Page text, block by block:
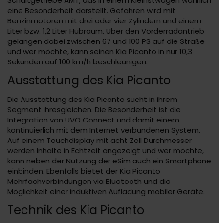
eine Besonderheit darstellt. Gefahren wird mit
Benzinmotoren mit drei oder vier Zylindern und einem
Liter bzw. 1,2 Liter Hubraum. Über den Vorderradantrieb
gelangen dabei zwischen 67 und 100 PS auf die Straße
und wer möchte, kann seinen Kia Picanto in nur 10,3
Sekunden auf 100 km/h beschleunigen.
Ausstattung des Kia Picanto
Die Ausstattung des Kia Picanto sucht in ihrem
Segment ihresgleichen. Die Besonderheit ist die
Integration von UVO Connect und damit einem
kontinuierlich mit dem Internet verbundenen System.
Auf einem Touchdisplay mit acht Zoll Durchmesser
werden Inhalte in Echtzeit angezeigt und wer möchte,
kann neben der Nutzung der eSim auch ein Smartphone
einbinden. Ebenfalls bietet der Kia Picanto
Mehrfachverbindungen via Bluetooth und die
Möglichkeit einer induktiven Aufladung mobiler Geräte.
Technik des Kia Picanto